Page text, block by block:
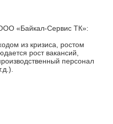
«Байкал-Сервис ТК»:
из кризиса, ростом
рост вакансий,
персонал